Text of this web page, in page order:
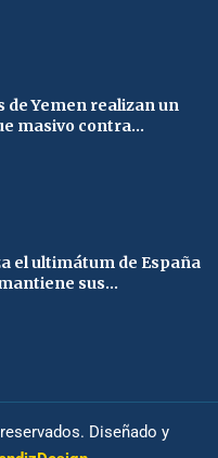
de Yemen realizan un
masivo contra...
el ultimátum de España
sus...
Diseñado y